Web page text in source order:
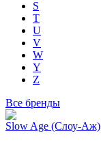
S
T
U
V
W
Y
Z
Все бренды
Slow Age (Слоу-Аж)